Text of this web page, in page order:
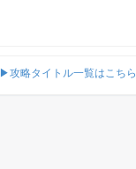
▶攻略タイトル一覧はこちら